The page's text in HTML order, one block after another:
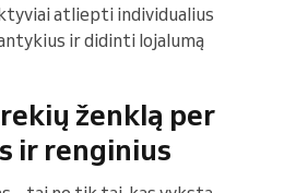
atliepti individualius
ir didinti lojalumą
ženklą per
ir renginius